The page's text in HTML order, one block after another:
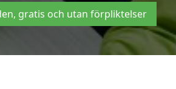
gratis och utan förpliktelser